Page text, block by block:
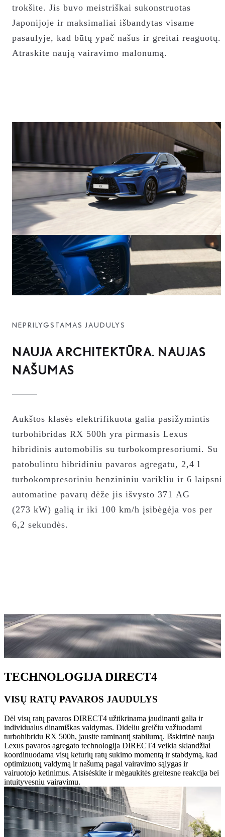
trokšite. Jis buvo meistriškai sukonstruotas
Japonijoje ir maksimaliai išbandytas visame
pasaulyje, kad būtų ypač našus ir greitai reaguotų.
Atraskite naują vairavimo malonumą.
NEPRILYGSTAMAS JAUDULYS
NAUJA ARCHITEKTŪRA. NAUJAS
NAŠUMAS
Aukštos klasės elektrifikuota galia pasižymintis
turbohibridas RX 500h yra pirmasis Lexus
hibridinis automobilis su turbokompresoriumi. Su
patobulintu hibridiniu pavaros agregatu, 2,4 l
turbokompresoriniu benzininiu varikliu ir 6
automatine pavarų dėže jis išvysto 371 AG
(273 kW) galią ir iki 100 km/h įsibėgėja vos per
6,2 sekundės.
Susipažinkite su RXSusipažinkite su RX
KAIP VEIKIA TURBOHIBRIDAS?
TECHNOLOGIJA DIRECT4
VISŲ RATŲ PAVAROS JAUDULYS
Dėl visų ratų pavaros DIRECT4 užtikrinama jaudinanti galia ir
individualus dinamiškas valdymas. Dideliu greičiu važiuodami
turbohibridu RX 500h, jausite raminantį stabilumą. Išskirtinė nauja
Lexus pavaros agregato technologija DIRECT4 veikia sklandžiai
koordinuodama visų keturių ratų sukimo momentą ir stabdymą, kad
optimizuotų valdymą ir našumą pagal vairavimo sąlygas ir
vairuotojo ketinimus. Atsisėskite ir mėgaukitės greitesne reakcija bei
intuityvesniu vairavimu.